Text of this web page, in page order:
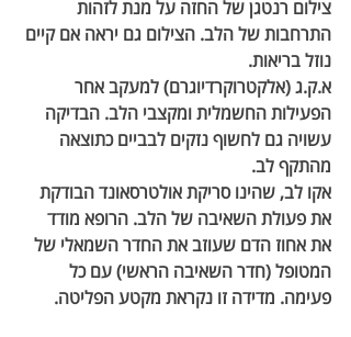
צילום רנטגן של החזה על מנת לזהות
התרחבות של הלב. הצילום גם יראה אם ​​קיים
נוזל בריאות.
א.ק.ג (אלקטרוקרדיוגרם) למעקב אחר
הפעילות החשמלית ומקצבי הלב. הבדיקה
עשויה גם לחשוף נזקים לבביים כתוצאה
מהתקף לב.
אקו לב, שהינו סריקת אולטרסאונד הבודקת
את פעולת השאיבה של הלב. הרופא מודד
את אחוז הדם שעוזב את החדר השמאלי של
המטופל (חדר השאיבה הראשי) עם כל
פעימה. מדידה זו נקראת מקטע הפליטה.